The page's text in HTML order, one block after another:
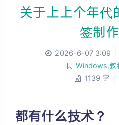
关于上上个年代
签制
2026-6-07 3:09
Windows,教
1139 字
都有什么技术？